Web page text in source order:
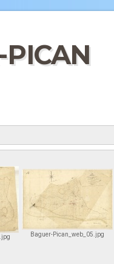
PICAN
Baguer-Pican_web_05.jpg